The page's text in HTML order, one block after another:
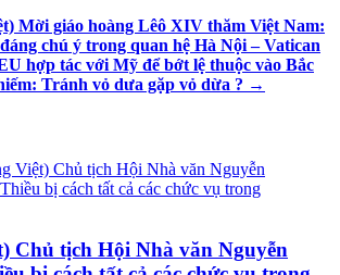
Mời giáo hoàng Lêô XIV thăm Việt Nam:
chú ý trong quan hệ Hà Nội – Vatican
hợp tác với Mỹ để bớt lệ thuộc vào Bắc
Tránh vỏ dưa gặp vỏ dừa ? →
Chủ tịch Hội Nhà văn Nguyễn